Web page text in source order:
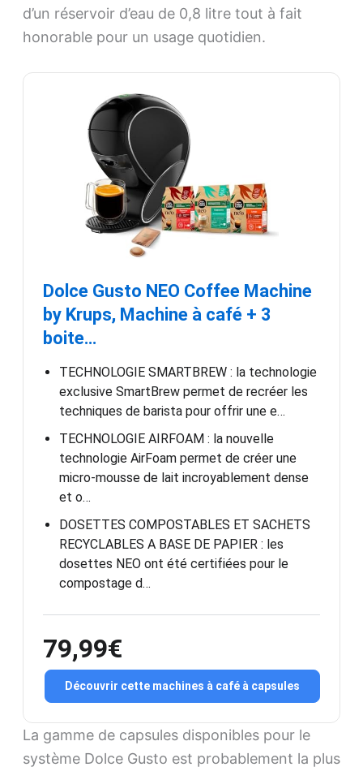
d’un réservoir d’eau de 0,8 litre tout à fait
honorable pour un usage quotidien.
Dolce Gusto NEO Coffee Machine
by Krups, Machine à café + 3
boite…
TECHNOLOGIE SMARTBREW : la technologie
exclusive SmartBrew permet de recréer les
techniques de barista pour offrir une e…
TECHNOLOGIE AIRFOAM : la nouvelle
technologie AirFoam permet de créer une
micro-mousse de lait incroyablement dense
et o…
DOSETTES COMPOSTABLES ET SACHETS
RECYCLABLES A BASE DE PAPIER : les
dosettes NEO ont été certifiées pour le
compostage d…
79,99€
Découvrir cette machines à café à capsules
La gamme de capsules disponibles pour le
système Dolce Gusto est probablement la plus